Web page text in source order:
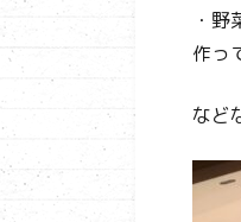
・
作っ
など